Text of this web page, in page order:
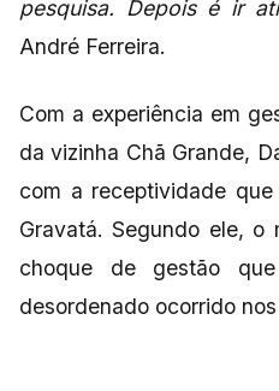
pesquisa. Depois é ir
André Ferreira.
Com a experiência em
da vizinha Chã Grande,
com a receptividade
Gravatá. Segundo ele, o
choque de gestão
desordenado ocorrido